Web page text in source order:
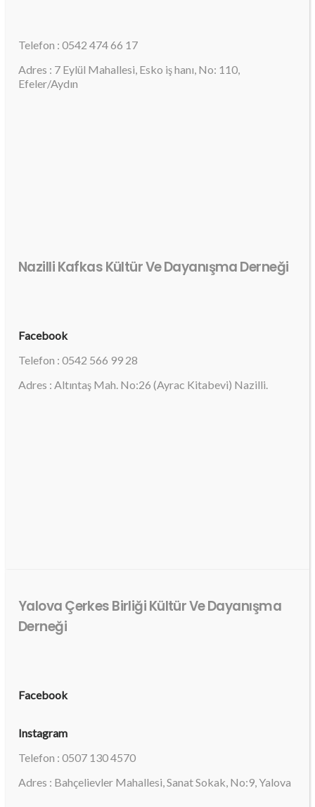
Telefon : 0542 474 66 17
Adres : 7 Eylül Mahallesi, Esko iş hanı, No: 110,
Efeler/Aydın
Nazilli Kafkas Kültür Ve Dayanışma Derneği
Facebook
Telefon : 0542 566 99 28
Adres : Altıntaş Mah. No:26 (Ayrac Kitabevi) Nazilli.
Yalova Çerkes Birliği Kültür Ve Dayanışma
Derneği
Facebook
Instagram
Telefon : 0507 130 4570
Adres : Bahçelievler Mahallesi, Sanat Sokak, No:9, Yalova